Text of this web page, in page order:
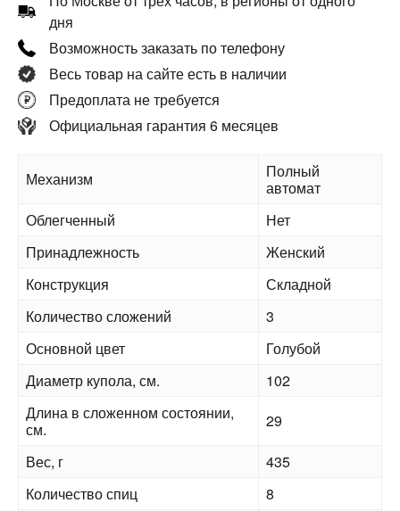
дня
Возможность заказать по телефону
Весь товар на сайте есть в наличии
Предоплата не требуется
Официальная гарантия 6 месяцев
Механизм
Полный
автомат
Облегченный
Нет
Принадлежность
Женский
Конструкция
Складной
Количество сложений
3
Основной цвет
Голубой
Диаметр купола, см.
102
Длина в сложенном состоянии,
см.
29
Вес, г
435
Количество спиц
8